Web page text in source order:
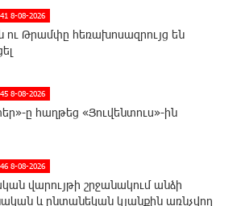
8-08-2026
ու Թրամփը հեռախոսազրույց են
8-08-2026
ը հաղթեց «Յուվենտուս»-ին
8-08-2026
վարույթի շրջանակում անձի
և ընտանեկան կյանքին առնչվող